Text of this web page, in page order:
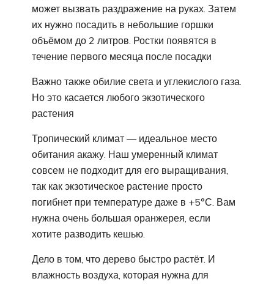
может вызвать раздражение на руках. Затем
их нужно посадить в небольшие горшки
объёмом до 2 литров. Ростки появятся в
течение первого месяца после посадки
Важно также обилие света и углекислого газа.
Но это касается любого экзотического
растения
Тропический климат — идеальное место
обитания акажу. Наш умеренный климат
совсем не подходит для его выращивания,
так как экзотическое растение просто
погибнет при температуре даже в +5°С. Вам
нужна очень большая оранжерея, если
хотите разводить кешью.
Дело в том, что дерево быстро растёт. И
влажность воздуха, которая нужна для